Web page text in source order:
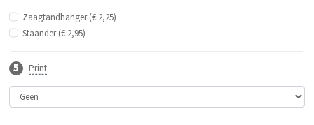
Zaagtandhanger (€ 2,25)
Staander (€ 2,95)
Print